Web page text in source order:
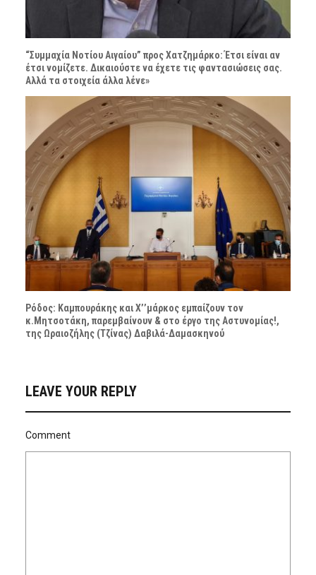
“Συμμαχία Νοτίου Αιγαίου” προς Χατζημάρκο: Έτσι είναι αν
έτσι νομίζετε. Δικαιούστε να έχετε τις φαντασιώσεις σας.
Αλλά τα στοιχεία άλλα λένε»
Ρόδος: Καμπουράκης και Χ’’μάρκος εμπαίζουν τον
κ.Μητσοτάκη, παρεμβαίνουν & στο έργο της Αστυνομίας!,
της Ωραιοζήλης (Τζίνας) Δαβιλά-Δαμασκηνού
LEAVE YOUR REPLY
Comment